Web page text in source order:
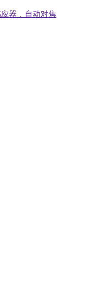
器，自动对焦